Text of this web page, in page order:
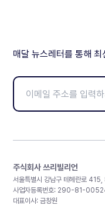
매달 뉴스레터를 통해
주식회사 쓰리빌리언
서울특별시 강남구 테헤란로
사업자등록번호: 290-81-
대표이사: 금창원